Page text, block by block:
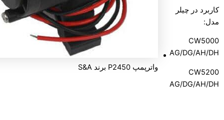
کاربرد در چیلر
مدل:
CW5000
AG/DG/AH/DH
CW5200
AG/DG/AH/DH
واترپمپ P2450 برند S&A